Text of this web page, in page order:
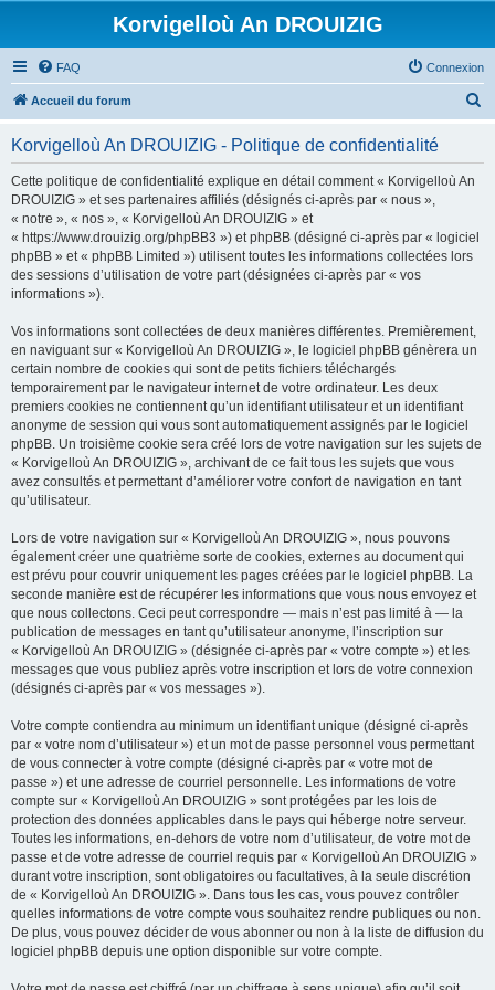
Korvigelloù An DROUIZIG
FAQ Connexion
Accueil du forum
Korvigelloù An DROUIZIG - Politique de confidentialité
Cette politique de confidentialité explique en détail comment « Korvigelloù An
DROUIZIG » et ses partenaires affiliés (désignés ci-après par « nous »,
« notre », « nos », « Korvigelloù An DROUIZIG » et
« https://www.drouizig.org/phpBB3 ») et phpBB (désigné ci-après par « logiciel
phpBB » et « phpBB Limited ») utilisent toutes les informations collectées lors
des sessions d’utilisation de votre part (désignées ci-après par « vos
informations »).
Vos informations sont collectées de deux manières différentes. Premièrement,
en naviguant sur « Korvigelloù An DROUIZIG », le logiciel phpBB génèrera un
certain nombre de cookies qui sont de petits fichiers téléchargés
temporairement par le navigateur internet de votre ordinateur. Les deux
premiers cookies ne contiennent qu’un identifiant utilisateur et un identifiant
anonyme de session qui vous sont automatiquement assignés par le logiciel
phpBB. Un troisième cookie sera créé lors de votre navigation sur les sujets de
« Korvigelloù An DROUIZIG », archivant de ce fait tous les sujets que vous
avez consultés et permettant d’améliorer votre confort de navigation en tant
qu’utilisateur.
Lors de votre navigation sur « Korvigelloù An DROUIZIG », nous pouvons
également créer une quatrième sorte de cookies, externes au document qui
est prévu pour couvrir uniquement les pages créées par le logiciel phpBB. La
seconde manière est de récupérer les informations que vous nous envoyez et
que nous collectons. Ceci peut correspondre — mais n’est pas limité à — la
publication de messages en tant qu’utilisateur anonyme, l’inscription sur
« Korvigelloù An DROUIZIG » (désignée ci-après par « votre compte ») et les
messages que vous publiez après votre inscription et lors de votre connexion
(désignés ci-après par « vos messages »).
Votre compte contiendra au minimum un identifiant unique (désigné ci-après
par « votre nom d’utilisateur ») et un mot de passe personnel vous permettant
de vous connecter à votre compte (désigné ci-après par « votre mot de
passe ») et une adresse de courriel personnelle. Les informations de votre
compte sur « Korvigelloù An DROUIZIG » sont protégées par les lois de
protection des données applicables dans le pays qui héberge notre serveur.
Toutes les informations, en-dehors de votre nom d’utilisateur, de votre mot de
passe et de votre adresse de courriel requis par « Korvigelloù An DROUIZIG »
durant votre inscription, sont obligatoires ou facultatives, à la seule discrétion
de « Korvigelloù An DROUIZIG ». Dans tous les cas, vous pouvez contrôler
quelles informations de votre compte vous souhaitez rendre publiques ou non.
De plus, vous pouvez décider de vous abonner ou non à la liste de diffusion du
logiciel phpBB depuis une option disponible sur votre compte.